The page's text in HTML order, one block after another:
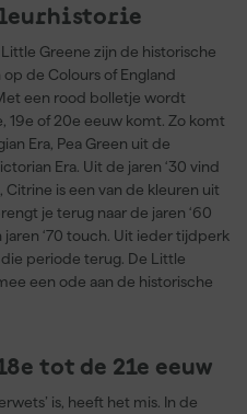
Greene zijn de historische
de Colours of England
een rood bolletje wordt
19e of 20e eeuw komt. Zo komt
Era, Pea Green uit de
Era. Uit de jaren ‘30 vind
is een van de kleuren uit
je terug naar de jaren ‘60
‘70 touch. Uit ieder tijdperk
periode terug. De Little
een ode aan de historische
tot de 21e eeuw
is, heeft het mis. In de